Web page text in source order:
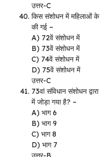
उत्तर-C
किस संशोधन में महिलाओं के
की गई –
A) 72वें संशोधन में
B) 73वें संशोधन में
C) 74वें संशोधन में
D) 75वें संशोधन में
उत्तर-C
73वां संविधान संशोधन
में जोड़ा गया है? –
A) भाग 6
B) भाग 9
C) भाग 8
D) भाग 7